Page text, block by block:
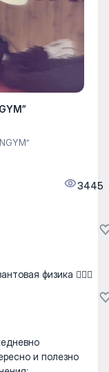
3445
физика 👍🏻🙂
и полезно